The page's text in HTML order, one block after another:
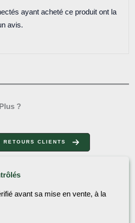
ayant acheté ce produit ont la
avis.
?
RETOURS CLIENTS
avant sa mise en vente, à la